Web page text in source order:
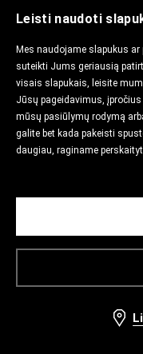
Leisti naudoti
Mes naudojame slapukus
suteikti Jums geriausią
visais slapukais, leisite
Jūsų pageidavimus,
mūsų pasiūlymų rodymą
galite bet kada pakeisti
daugiau, raginame